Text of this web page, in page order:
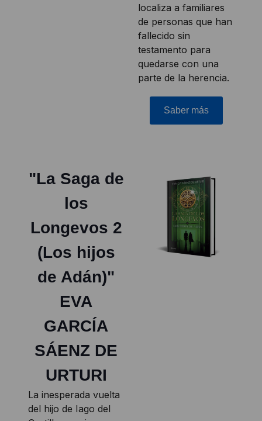
localiza a familiares
de personas que han
fallecido sin
testamento para
quedarse con una
parte de la herencia.
Saber más
"La Saga de
los
Longevos 2
(Los hijos
de Adán)"
EVA
GARCÍA
SÁENZ DE
URTURI
La inesperada vuelta
del hijo de Iago del